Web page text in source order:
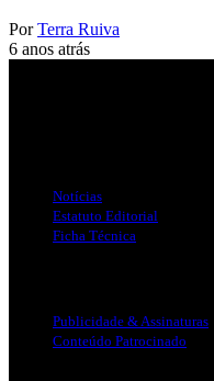
Por Terra Ruiva
6 anos atrás
Notícias
Estatuto Editorial
Ficha Técnica
Publicidade & Assinaturas
Conteúdo Patrocinado